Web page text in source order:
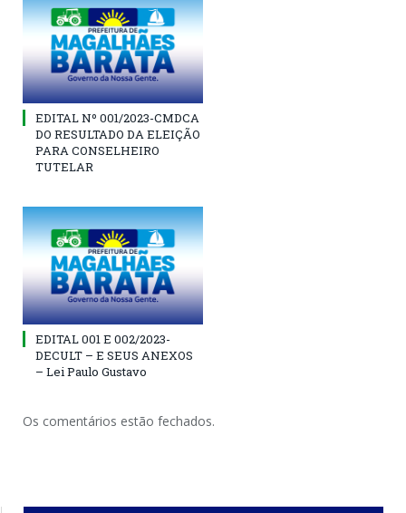
EDITAL Nº 001/2023-CMDCA
DO RESULTADO DA ELEIÇÃO
PARA CONSELHEIRO
TUTELAR
EDITAL 001 E 002/2023-
DECULT – E SEUS ANEXOS
– Lei Paulo Gustavo
Os comentários estão fechados.